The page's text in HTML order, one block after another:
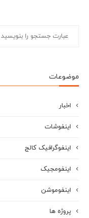
موضوعات
اخبار
اینفوشات
اینفوگرافیک کالج
اینفومجیک
اینفوموشن
پروژه ها